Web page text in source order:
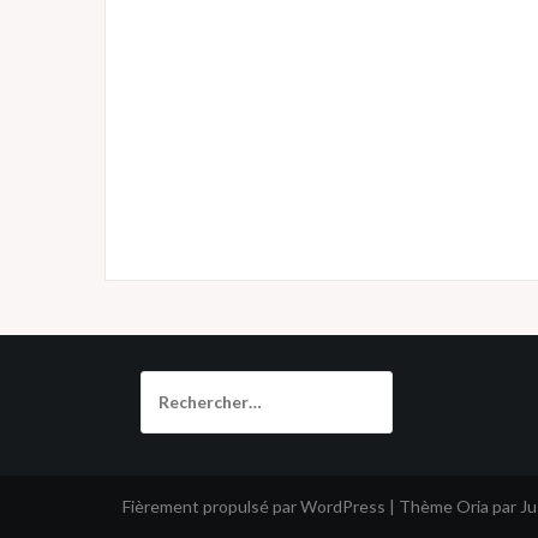
Fièrement propulsé par WordPress | Thème Oria par